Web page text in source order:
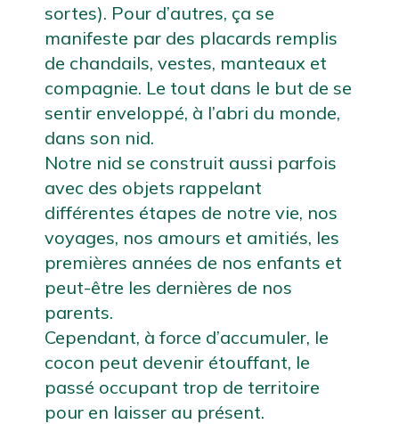
sortes). Pour d’autres, ça se
manifeste par des placards remplis
de chandails, vestes, manteaux et
compagnie. Le tout dans le but de se
sentir enveloppé, à l’abri du monde,
dans son nid.
Notre nid se construit aussi parfois
avec des objets rappelant
différentes étapes de notre vie, nos
voyages, nos amours et amitiés, les
premières années de nos enfants et
peut-être les dernières de nos
parents.
Cependant, à force d’accumuler, le
cocon peut devenir étouffant, le
passé occupant trop de territoire
pour en laisser au présent.